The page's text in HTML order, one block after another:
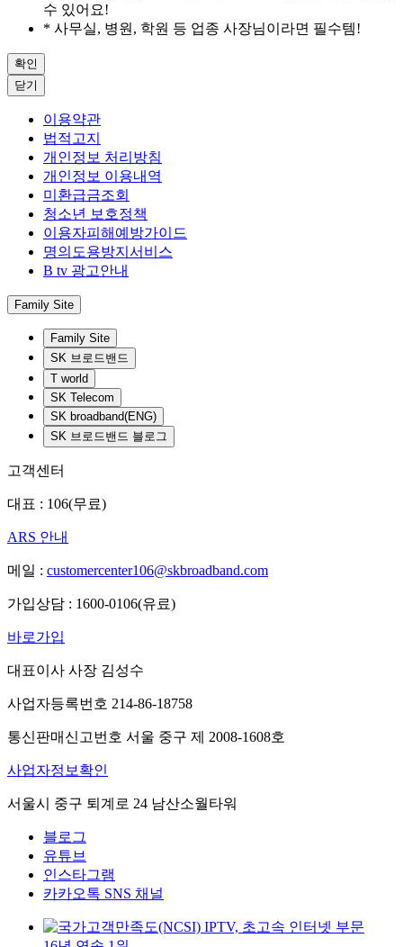
수 있어요!
* 사무실, 병원, 학원 등 업종 사장님이라면 필수템!
확인
닫기
이용약관
법적고지
개인정보 처리방침
개인정보 이용내역
미환급금조회
청소년 보호정책
이용자피해예방가이드
명의도용방지서비스
B tv 광고안내
Family Site
Family Site
SK 브로드밴드
T world
SK Telecom
SK broadband(ENG)
SK 브로드밴드 블로그
고객센터
대표 : 106(무료)
ARS 안내
메일 : customercenter106@skbroadband.com
가입상담 : 1600-0106(유료)
바로가입
대표이사 사장 김성수
사업자등록번호 214-86-18758
통신판매신고번호 서울 중구 제 2008-1608호
사업자정보확인
서울시 중구 퇴계로 24 남산소월타워
블로그
유튜브
인스타그램
카카오톡 SNS 채널
IPTV, 초고속 인터넷 부문